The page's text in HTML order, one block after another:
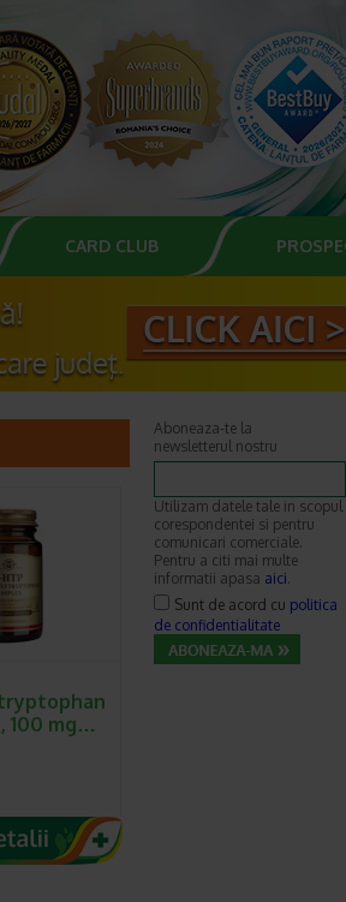
CARD CLUB
100 mg…
Aboneaza-te la
newsletterul nostru
Utilizam datele tale in scopul
corespondentei si pentru
comunicari comerciale.
Pentru a citi mai multe
informatii apasa aici.
Sunt de acord cu politica
de confidentialitate